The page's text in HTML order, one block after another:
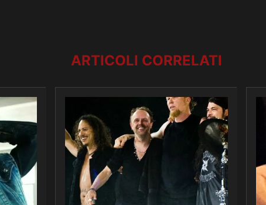
ARTICOLI CORRELATI